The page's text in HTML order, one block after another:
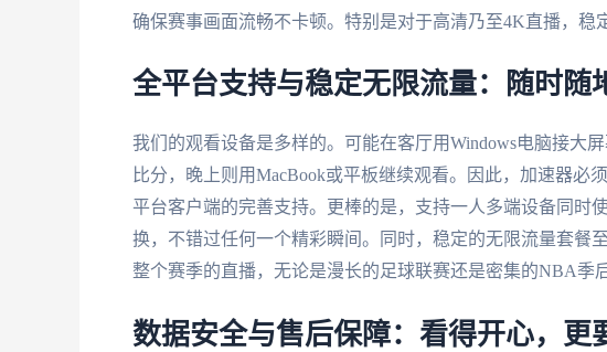
确保赛事画面流畅不卡顿。特别是对于高清乃至4K直播，稳
全平台支持与稳定无限流量：随时随
我们的观看设备是多样的。可能在客厅用Windows电脑接大
比分，晚上则用MacBook或平板继续观看。因此，加速器必
平台客户端的完善支持。更棒的是，支持一人多端设备同时
换，不错过任何一个精彩瞬间。同时，稳定的无限流量套餐
整个赛季的直播，无论是漫长的足球联赛还是密集的NBA季
数据安全与售后保障：看得开心，更